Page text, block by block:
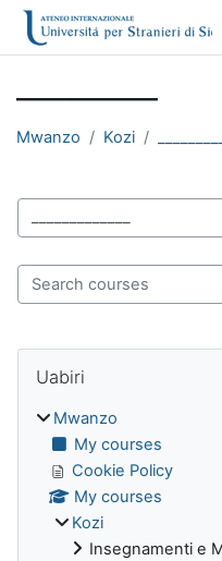
Ruka hadi kwa yaliyomo
Mwanzo Kozi
Kozi ya makundi
Search courses
Blocks
Uabiri
Mwanzo
My courses
Cookie Policy
My courses
Kozi
Insegnamenti e